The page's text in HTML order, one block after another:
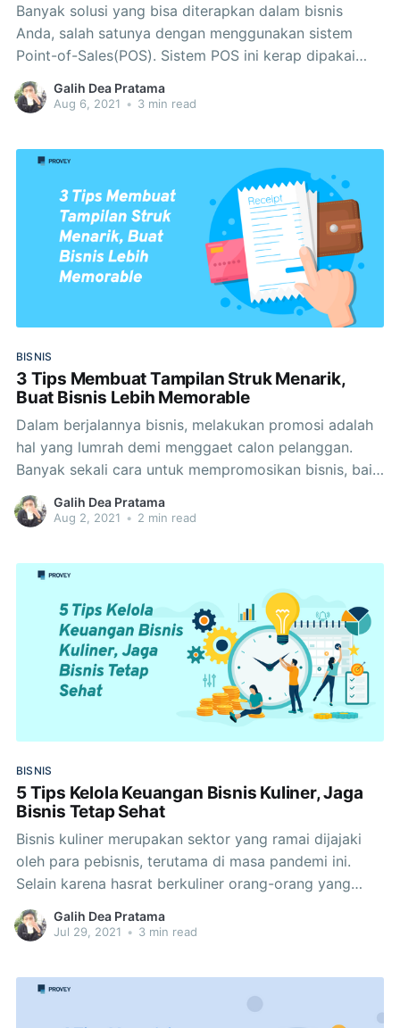
Banyak solusi yang bisa diterapkan dalam bisnis
Anda, salah satunya dengan menggunakan sistem
Point-of-Sales(POS). Sistem POS ini kerap dipakai
sebagai salah satu sarana untuk mempermudah
manajemen bisnis yang sedang berjalan. Dengan
adalah solusi yang wajib
Galih Dea Pratama
Aug 6, 2021 • 3 min read
BISNIS
3 Tips Membuat Tampilan Struk Menarik,
Buat Bisnis Lebih Memorable
Dalam berjalannya bisnis, melakukan promosi adalah
hal yang lumrah demi menggaet calon pelanggan.
Banyak sekali cara untuk mempromosikan bisnis, baik
yang konvensional seperti word of mouth hingga
yang menggunakan media sosial dengan segala
cara promosi
Galih Dea Pratama
Aug 2, 2021 • 2 min read
BISNIS
5 Tips Kelola Keuangan Bisnis Kuliner, Jaga
Bisnis Tetap Sehat
Bisnis kuliner merupakan sektor yang ramai dijajaki
oleh para pebisnis, terutama di masa pandemi ini.
Selain karena hasrat berkuliner orang-orang yang
semakin tinggi, mendapatkan revenue melalui bisnis
ini bukanlah hal yang sulit bila diimbangi dengan trik
Galih Dea Pratama
Jul 29, 2021 • 3 min read